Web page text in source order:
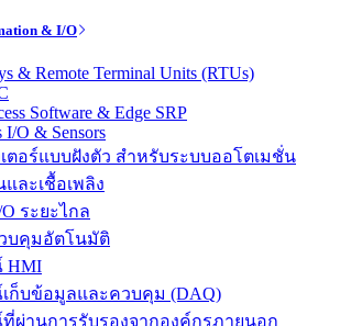
& I/O
& Remote Terminal Units (RTUs)
Software & Edge SRP
I/O & Sensors
ตอร์แบบฝังตัว สำหรับระบบออโตเมชั่น
ละเชื้อเพลิง
ระยะไกล
บคุมอัตโนมัติ
HMI
ก็บข้อมูลและควบคุม (DAQ)
ผ่านการรับรองจากองค์กรภายนอก